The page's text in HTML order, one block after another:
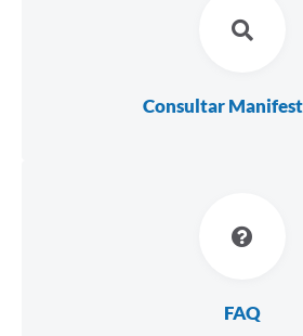
Consultar
FAQ